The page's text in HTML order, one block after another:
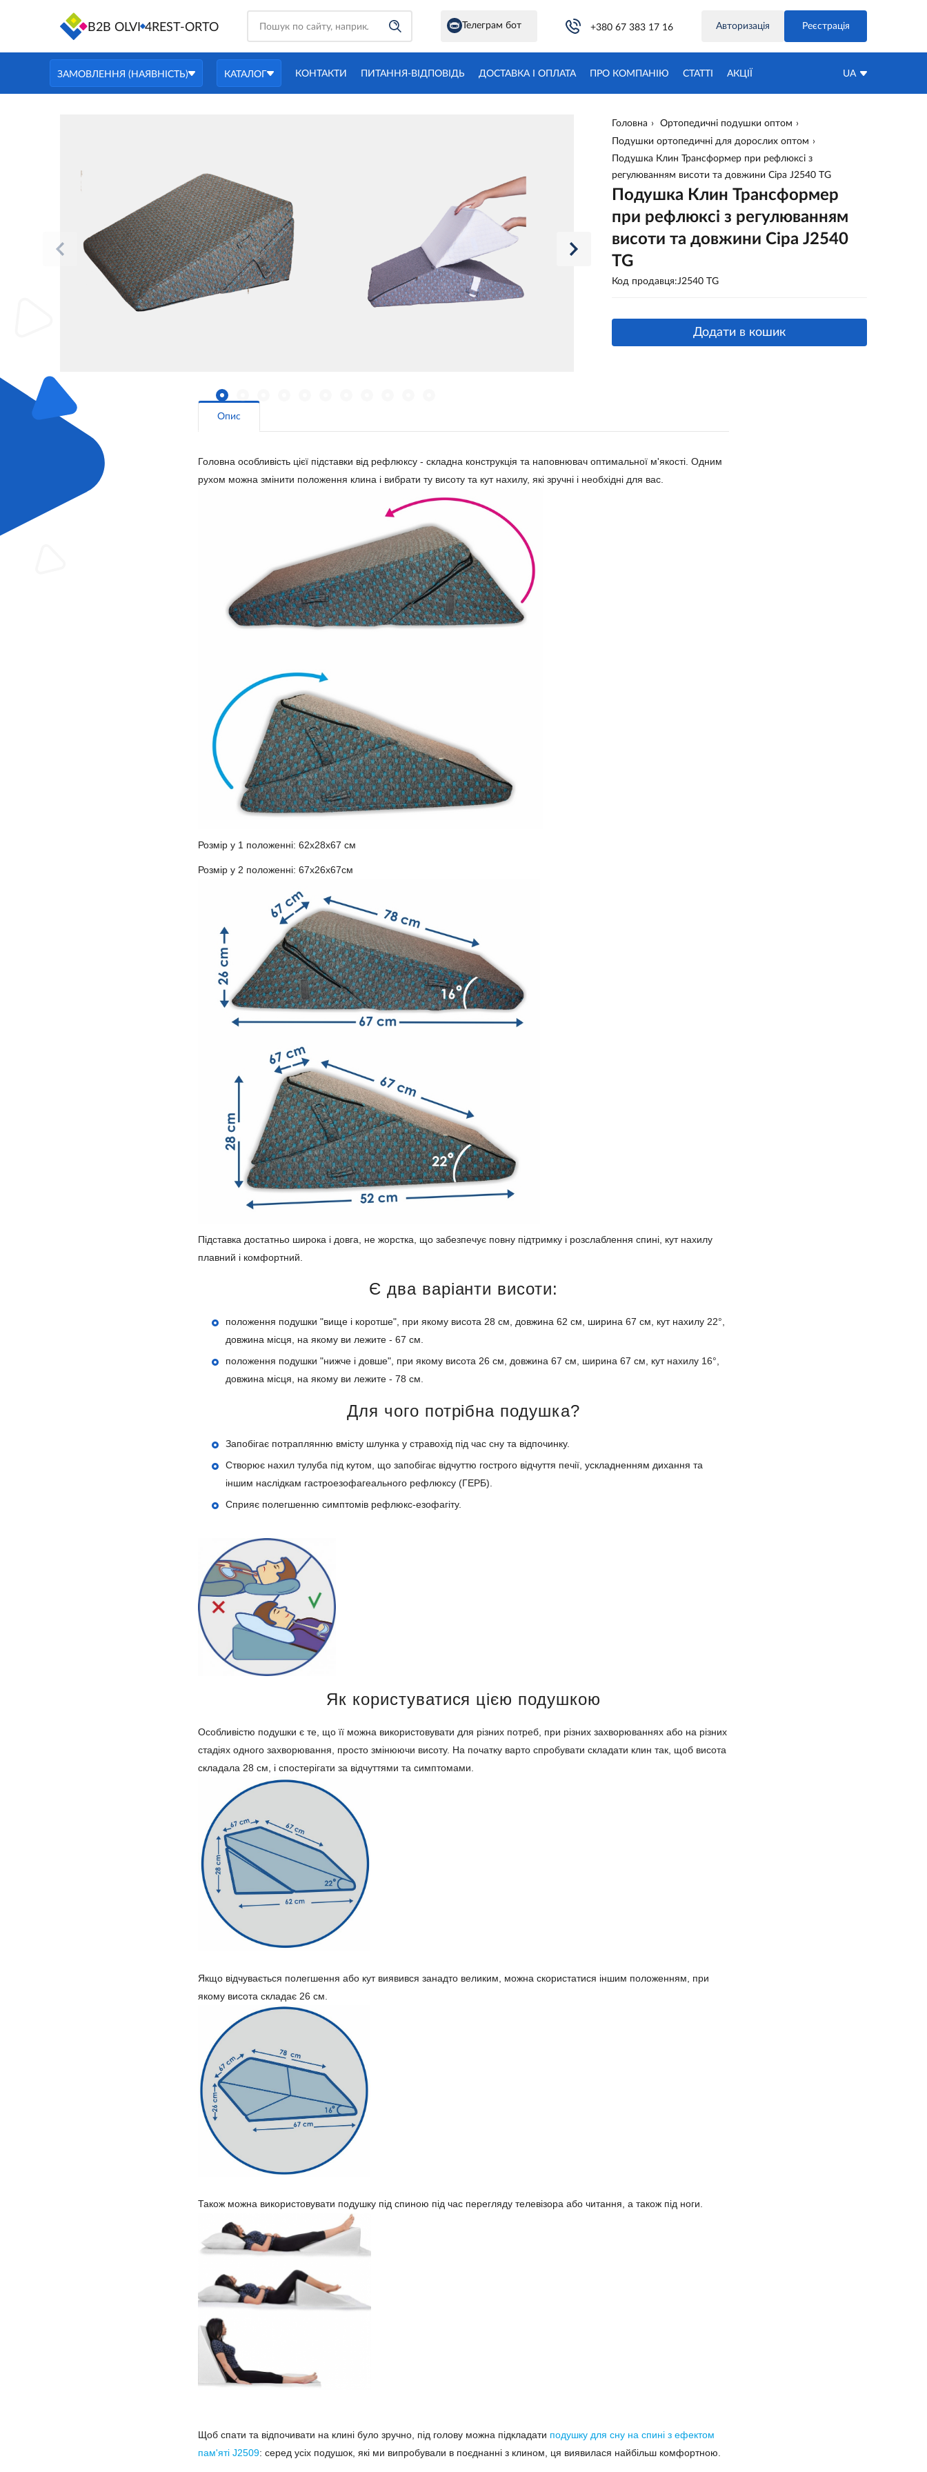
B2B OLVI 4REST-ORTO Телеграм бот +380 67 383 17 16 Авторизація Реєстрація
ЗАМОВЛЕННЯ (НАЯВНІСТЬ) КАТАЛОГ КОНТАКТИ ПИТАННЯ-ВІДПОВІДЬ ДОСТАВКА І ОПЛАТА ПРО КОМПАНІЮ СТАТТІ АКЦIЇ UA
Головна
Ортопедичні подушки оптом
Подушки ортопедичні для дорослих оптом
Подушка Клин Трансформер при рефлюксі з
регулюванням висоти та довжини Сіра J2540 ТG
Подушка Клин Трансформер
при рефлюксі з регулюванням
висоти та довжини Сіра J2540
ТG
Код продавця:J2540 ТG
Додати в кошик
Опис
Головна особливість цієї підставки від рефлюксу - складна конструкція та наповнювач оптимальної м'якості. Одним
рухом можна змінити положення клина і вибрати ту висоту та кут нахилу, які зручні і необхідні для вас.
Розмір у 1 положенні: 62х28х67 см
Розмір у 2 положенні: 67х26х67см
Підставка достатньо широка і довга, не жорстка, що забезпечує повну підтримку і розслаблення спині, кут нахилу
плавний і комфортний.
Є два варіанти висоти:
положення подушки "вище і коротше", при якому висота 28 см, довжина 62 см, ширина 67 см, кут нахилу 22°,
довжина місця, на якому ви лежите - 67 см.
положення подушки "нижче і довше", при якому висота 26 см, довжина 67 см, ширина 67 см, кут нахилу 16°,
довжина місця, на якому ви лежите - 78 см.
Для чого потрібна подушка?
Запобігає потраплянню вмісту шлунка у стравохід під час сну та відпочинку.
Створює нахил тулуба під кутом, що запобігає відчуттю гострого відчуття печії, ускладненням дихання та
іншим наслідкам гастроезофагеального рефлюксу (ГЕРБ).
Сприяє полегшенню симптомів рефлюкс-езофагіту.
Як користуватися цією подушкою
Особливістю подушки є те, що її можна використовувати для різних потреб, при різних захворюваннях або на різних
стадіях одного захворювання, просто змінюючи висоту. На початку варто спробувати складати клин так, щоб висота
складала 28 см, і спостерігати за відчуттями та симптомами.
Якщо відчувається полегшення або кут виявився занадто великим, можна скористатися іншим положенням, при
якому висота складає 26 см.
Також можна використовувати подушку під спиною під час перегляду телевізора або читання, а також під ноги.
Щоб спати та відпочивати на клині було зручно, під голову можна підкладати подушку для сну на спині з ефектом
пам'яті J2509: серед усіх подушок, які ми випробували в поєднанні з клином, ця виявилася найбільш комфортною.